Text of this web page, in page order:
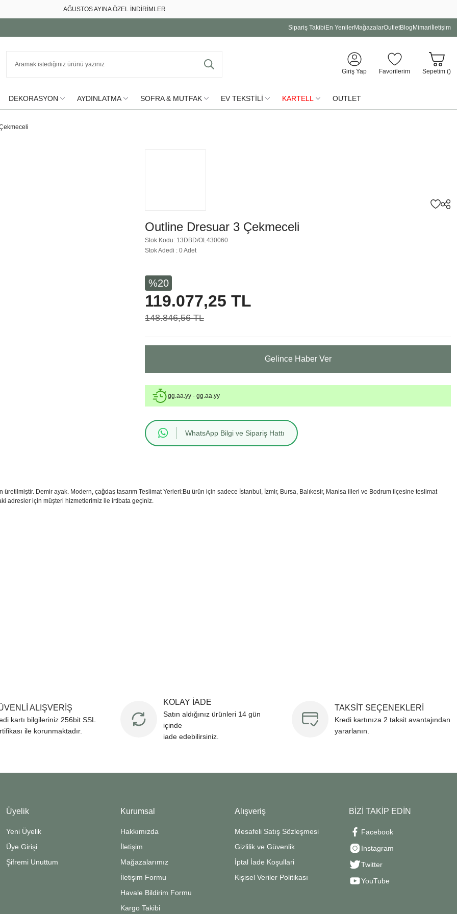
AĞUSTOS AYINA ÖZEL İNDİRİMLER
Sipariş Takibi En YenilerMağazalarOutletBlog Mimari İletişim
Giriş Yap Favorilerim Sepetim ()
DEKORASYON AYDINLATMA SOFRA & MUTFAK EV TEKSTİLİ KARTELL OUTLET
Outline Dresuar 3 Çekmeceli
Stok Kodu: 13DBD/OL430060
Stok Adedi : 0 Adet
%20
119.077,25 TL
148.846,56 TL
Gelince Haber Ver
gg.aa.yy - gg.aa.yy
WhatsApp Bilgi ve Sipariş Hattı
üretilmiştir. Demir ayak. Modern, çağdaş tasarım Teslimat Yerleri:Bu ürün için sadece İstanbul, İzmir, Bursa, Balıkesir, Manisa illeri ve Bodrum ilçesine teslimat
adresler için müşteri hizmetlerimiz ile irtibata geçiniz.
ALIŞVERİŞ
kartı bilgileriniz 256bit SSL
ile korunmaktadır.
KOLAY İADE
Satın aldığınız ürünleri 14 gün
içinde
iade edebilirsiniz.
TAKSİT SEÇENEKLERİ
Kredi kartınıza 2 taksit avantajından
yararlanın.
Üyelik
Yeni Üyelik
Üye Girişi
Şifremi Unuttum
Kurumsal
Hakkımızda
İletişim
Mağazalarımız
İletişim Formu
Havale Bildirim Formu
Kargo Takibi
Alışveriş
Mesafeli Satış Sözleşmesi
Gizlilik ve Güvenlik
İptal İade Koşullari
Kişisel Veriler Politikası
BİZİ TAKİP EDİN
Facebook
Instagram
Twitter
YouTube